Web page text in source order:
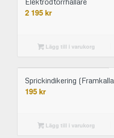
2 195kr
Lägg till i varukorg
Sprickindikering
195kr
Lägg till i varukorg